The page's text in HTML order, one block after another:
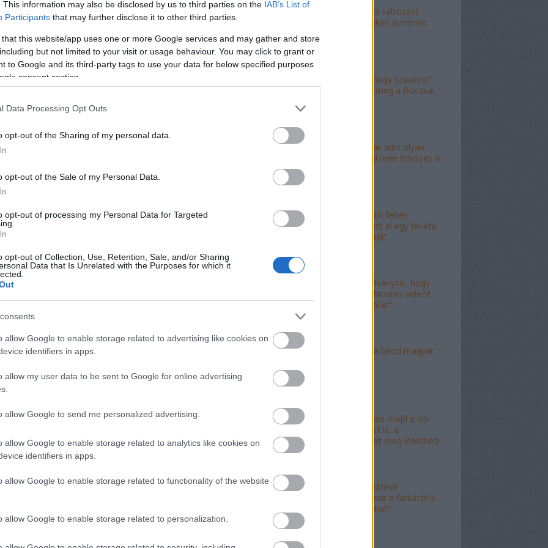
This information may also be disclosed by us to third parties on the IAB’s List of
Participants that may further disclose it to other third parties.
that this website/app uses one or more Google services and may gather and store
but not limited to your visit or usage behaviour. You may click to grant or
to Google and its third-party tags to use your data for below specified purposes
consent section.
Data Processing Opt Outs
opt-out of the Sharing of my personal data.
opt-out of the Sale of my Personal Data.
opt-out of processing my Personal Data for Targeted
opt-out of Collection, Use, Retention, Sale, and/or Sharing
Data that Is Unrelated with the Purposes for which it
allow Google to enable storage related to advertising like cookies on
identifiers in apps.
allow my user data to be sent to Google for online advertising
allow Google to send me personalized advertising.
allow Google to enable storage related to analytics like cookies on
identifiers in apps.
allow Google to enable storage related to functionality of the website
allow Google to enable storage related to personalization.
bürokraták a Brexit kapcsán móresre
ugyanazok, akik Magyarország ellen szoktak
abban semmi képmutatás, hogy Magyarország
folytat, másfelől viszont befogadta a volt macedón
diplomácia vagy titkosszolgálat segített a
hangoztatta, hogy Gruevszki legálisan, megfelelő
földre. A miniszter biztonsági megfontolásra
valamint a Stop, Sorost is. A lap azonban
a bevándorlásra fogni a merényleteket, mert
elkövetői sok esetben olyanok, akik már a
tekintélyelvű vezetőként ő is igyekszik
a Human Rights Watch szakértője írja a Figyelő
mivel az a pénzsóvárságot sugallja Heisler András
alattomos kliséhez nyúl vissza, amit még a
gusztustalan általában, ám különösen
fokozott diszkriminációval és erőszakkal néznek
is. A Figyelő szorosan kapcsolódik az
visszautasította, hogy bírálja a címoldalt. A
aki szép, lassan lebontja a demokráciát, azt
nem hajlandó eltűrni. Csak éppen közben
bujtogatja.
azon kívül dicséri Horthyt, valamint adózik
időszak hírhedt antiszemitájának, de ezzel csak
húzása ennek a politikának a merész
a migránsok, az emberi jogi aktivisták,
célkeresztjébe kerülhetnek azok a zsidók
ügy akkor robbant ki, amikor kiéleződött a vita a
Mária, aki eltorzítja az igazságot a
"Kokó radikális változást
akart, én a békés átmenet
"Köszönöm, hogy szavazol" -
molinó jelent meg a Bocskai
"Lóf.szt fognak adni olyan
területre, ahol nem fideszes a
"Magyar híradó: fehér
gyereket lopott el egy fekete
férfi az erkélyről"
"Már csak az hiányzik, hogy
valami idióta hitleres videót
csináljon ebből is"
"Mély torok" a bécsi magyar
"Mészáros nyeri majd a női
kalapácsvetést is, a
kabalafigurákat meg intézheti
"Minőségi" köztévé -
hamarosan, már a farkától is
bűzleni fog a hal?